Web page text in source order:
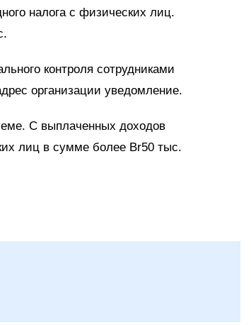
налога с физических лиц.
контроля сотрудниками
организации уведомление.
С выплаченных доходов
лиц в сумме более Br50 тыс.